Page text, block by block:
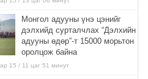
Монгол адууны үнэ цэнийг
дэлхийд сурталчлах “Дэлхийн
адууны өдөр”-т 15000 морьтон
оролцож байна
15 / 11 цаг 51 минут